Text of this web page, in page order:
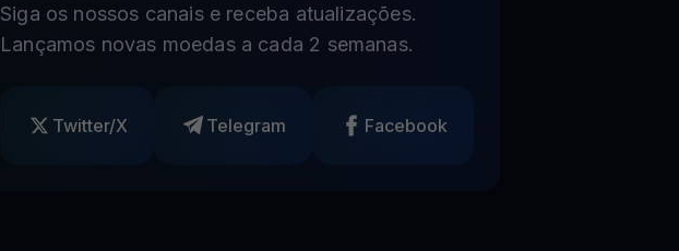
Siga os nossos canais e receba atualizações.
Lançamos novas moedas a cada 2 semanas.
Twitter/X Telegram Facebook